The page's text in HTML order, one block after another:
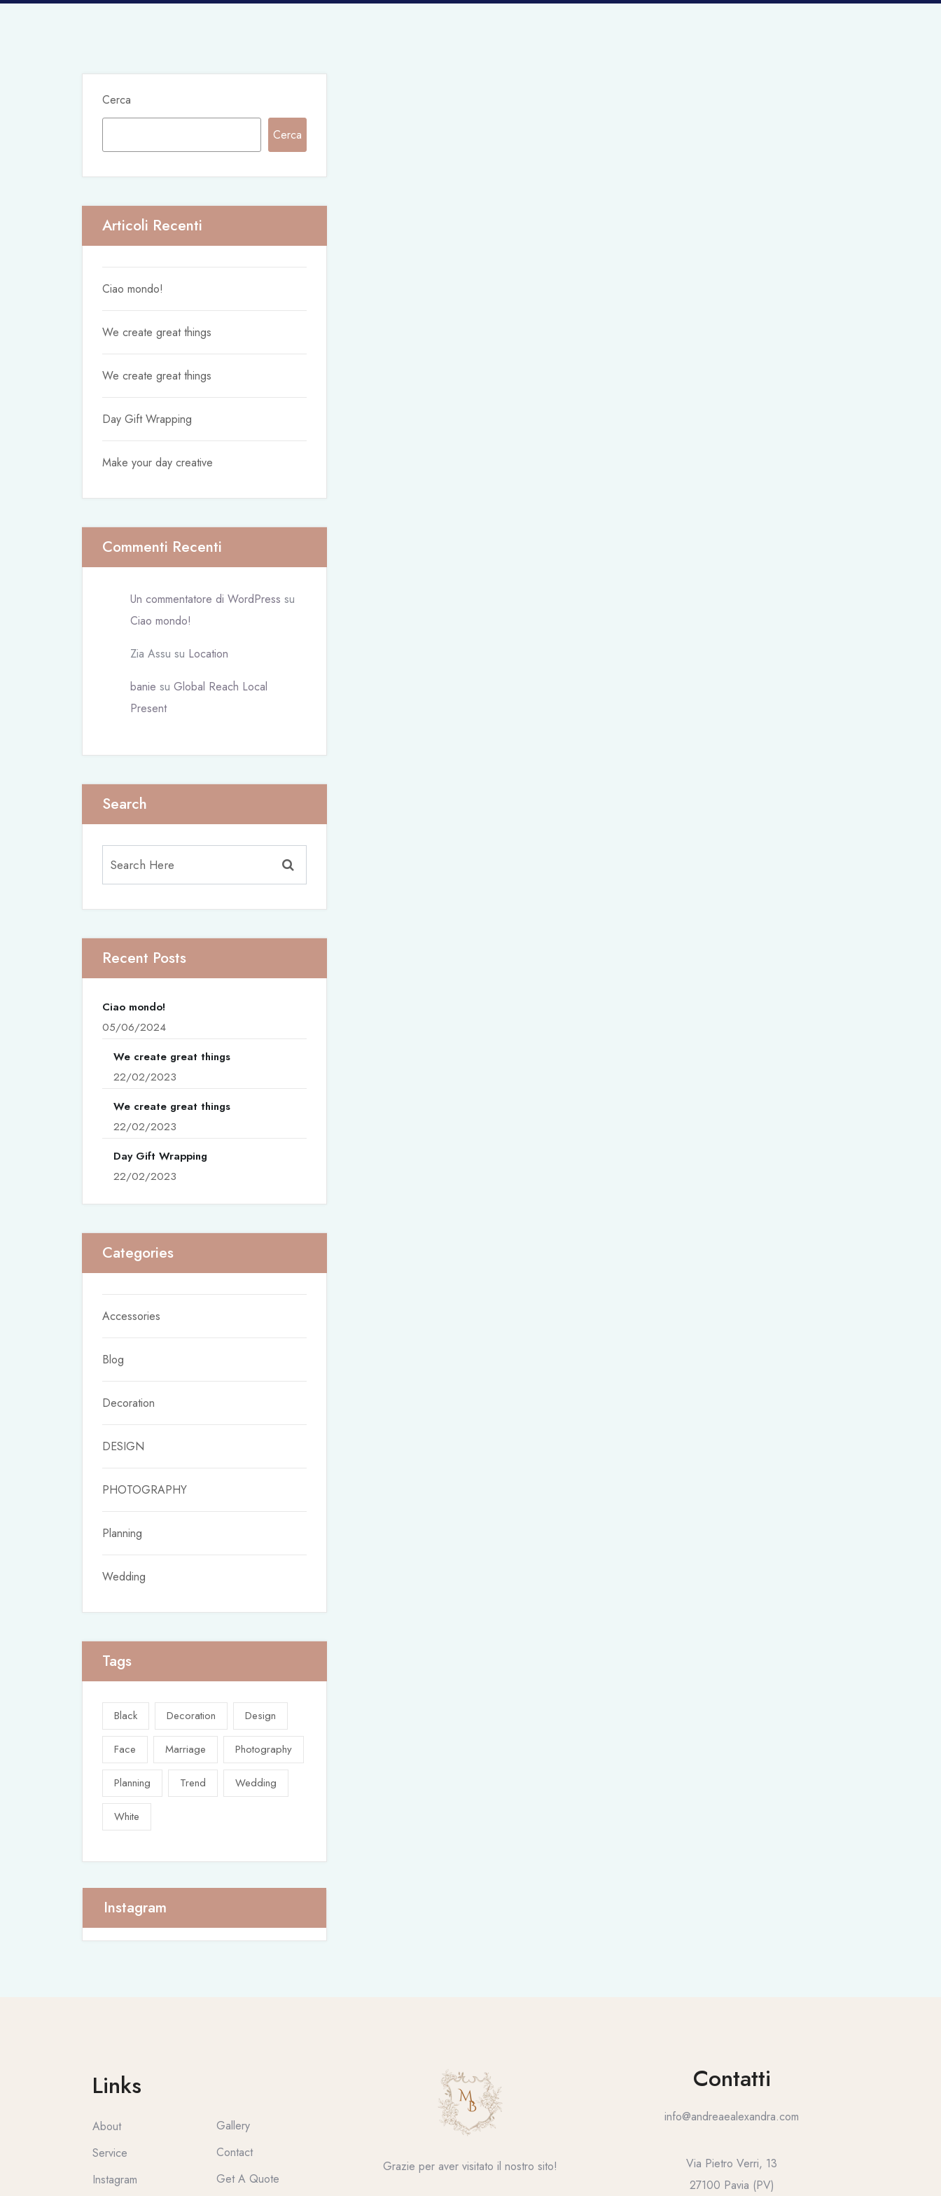
Cerca
Cerca
Articoli Recenti
Ciao mondo!
We create great things
We create great things
Day Gift Wrapping
Make your day creative
Commenti Recenti
Un commentatore di WordPress su
Ciao mondo!
Zia Assu su Location
banie su Global Reach Local
Present
Search
Recent Posts
Ciao mondo!
05/06/2024
We create great things
22/02/2023
We create great things
22/02/2023
Day Gift Wrapping
22/02/2023
Categories
Accessories
Blog
Decoration
DESIGN
PHOTOGRAPHY
Planning
Wedding
Tags
Black Decoration Design
Face Marriage Photography
Planning Trend Wedding
White
Instagram
Links
About
Service
Instagram
Gallery
Contact
Get A Quote
Grazie per aver visitato il nostro sito!
Contatti
info@andreaealexandra.com
Via Pietro Verri, 13
27100 Pavia (PV)